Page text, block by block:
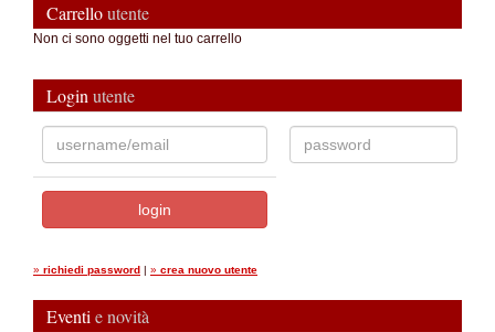
Carrelloutente
Non ci sono oggetti nel tuo carrello
Login utente
» richiedi password | » crea nuovo utente
Eventi e novità